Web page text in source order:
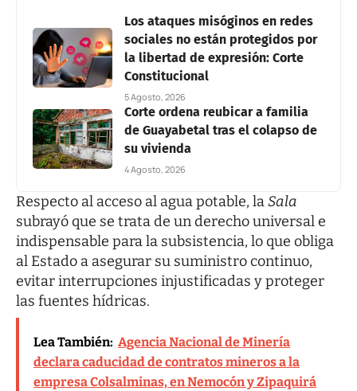
Los ataques misóginos en redes
sociales no están protegidos por
la libertad de expresión: Corte
Constitucional
5 Agosto, 2026
Corte ordena reubicar a familia
de Guayabetal tras el colapso de
su vivienda
4 Agosto, 2026
Respecto al acceso al agua potable, laSala
subrayó que se trata de un derecho universal e
indispensable para la subsistencia, lo que obliga
al Estado a asegurar su suministro continuo,
evitar interrupciones injustificadas y proteger
las fuentes hídricas.
Lea También: Agencia Nacional de Minería
declara caducidad de contratos mineros a la
empresa Colsalminas, en Nemocón y Zipaquirá